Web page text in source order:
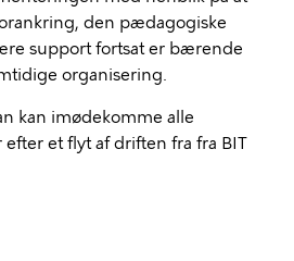
den pædagogiske
support fortsat er bærende
organisering.
kan imødekomme alle
efter et flyt af driften fra fra BIT